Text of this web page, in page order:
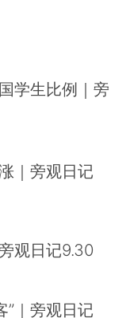
学生比例｜旁
｜旁观日记
观日记9.30
”｜旁观日记